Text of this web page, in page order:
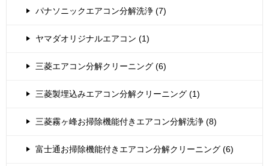
パナソニックエアコン分解洗浄 (7)
ヤマダオリジナルエアコン (1)
三菱エアコン分解クリーニング (6)
三菱製埋込みエアコン分解クリーニング (1)
三菱霧ヶ峰お掃除機能付きエアコン分解洗浄 (8)
富士通お掃除機能付きエアコン分解クリーニング (6)